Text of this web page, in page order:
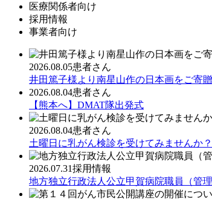
医療関係者向け
採用情報
事業者向け
2026.08.05患者さん
井田篤子様より南星山作の日本画をご寄
2026.08.04患者さん
【熊本へ】DMAT隊出発式
2026.08.04患者さん
土曜日に乳がん検診を受けてみませんか？
2026.07.31採用情報
地方独立行政法人公立甲賀病院職員（管